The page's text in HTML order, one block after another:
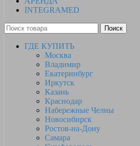
INTEGRAMED
Поиск
ГДЕ КУПИТЬ
Москва
Владимир
Екатеринбург
Иркутск
Казань
Краснодар
Набережные Челны
Новосибирск
Ростов-на-Дону
Самара